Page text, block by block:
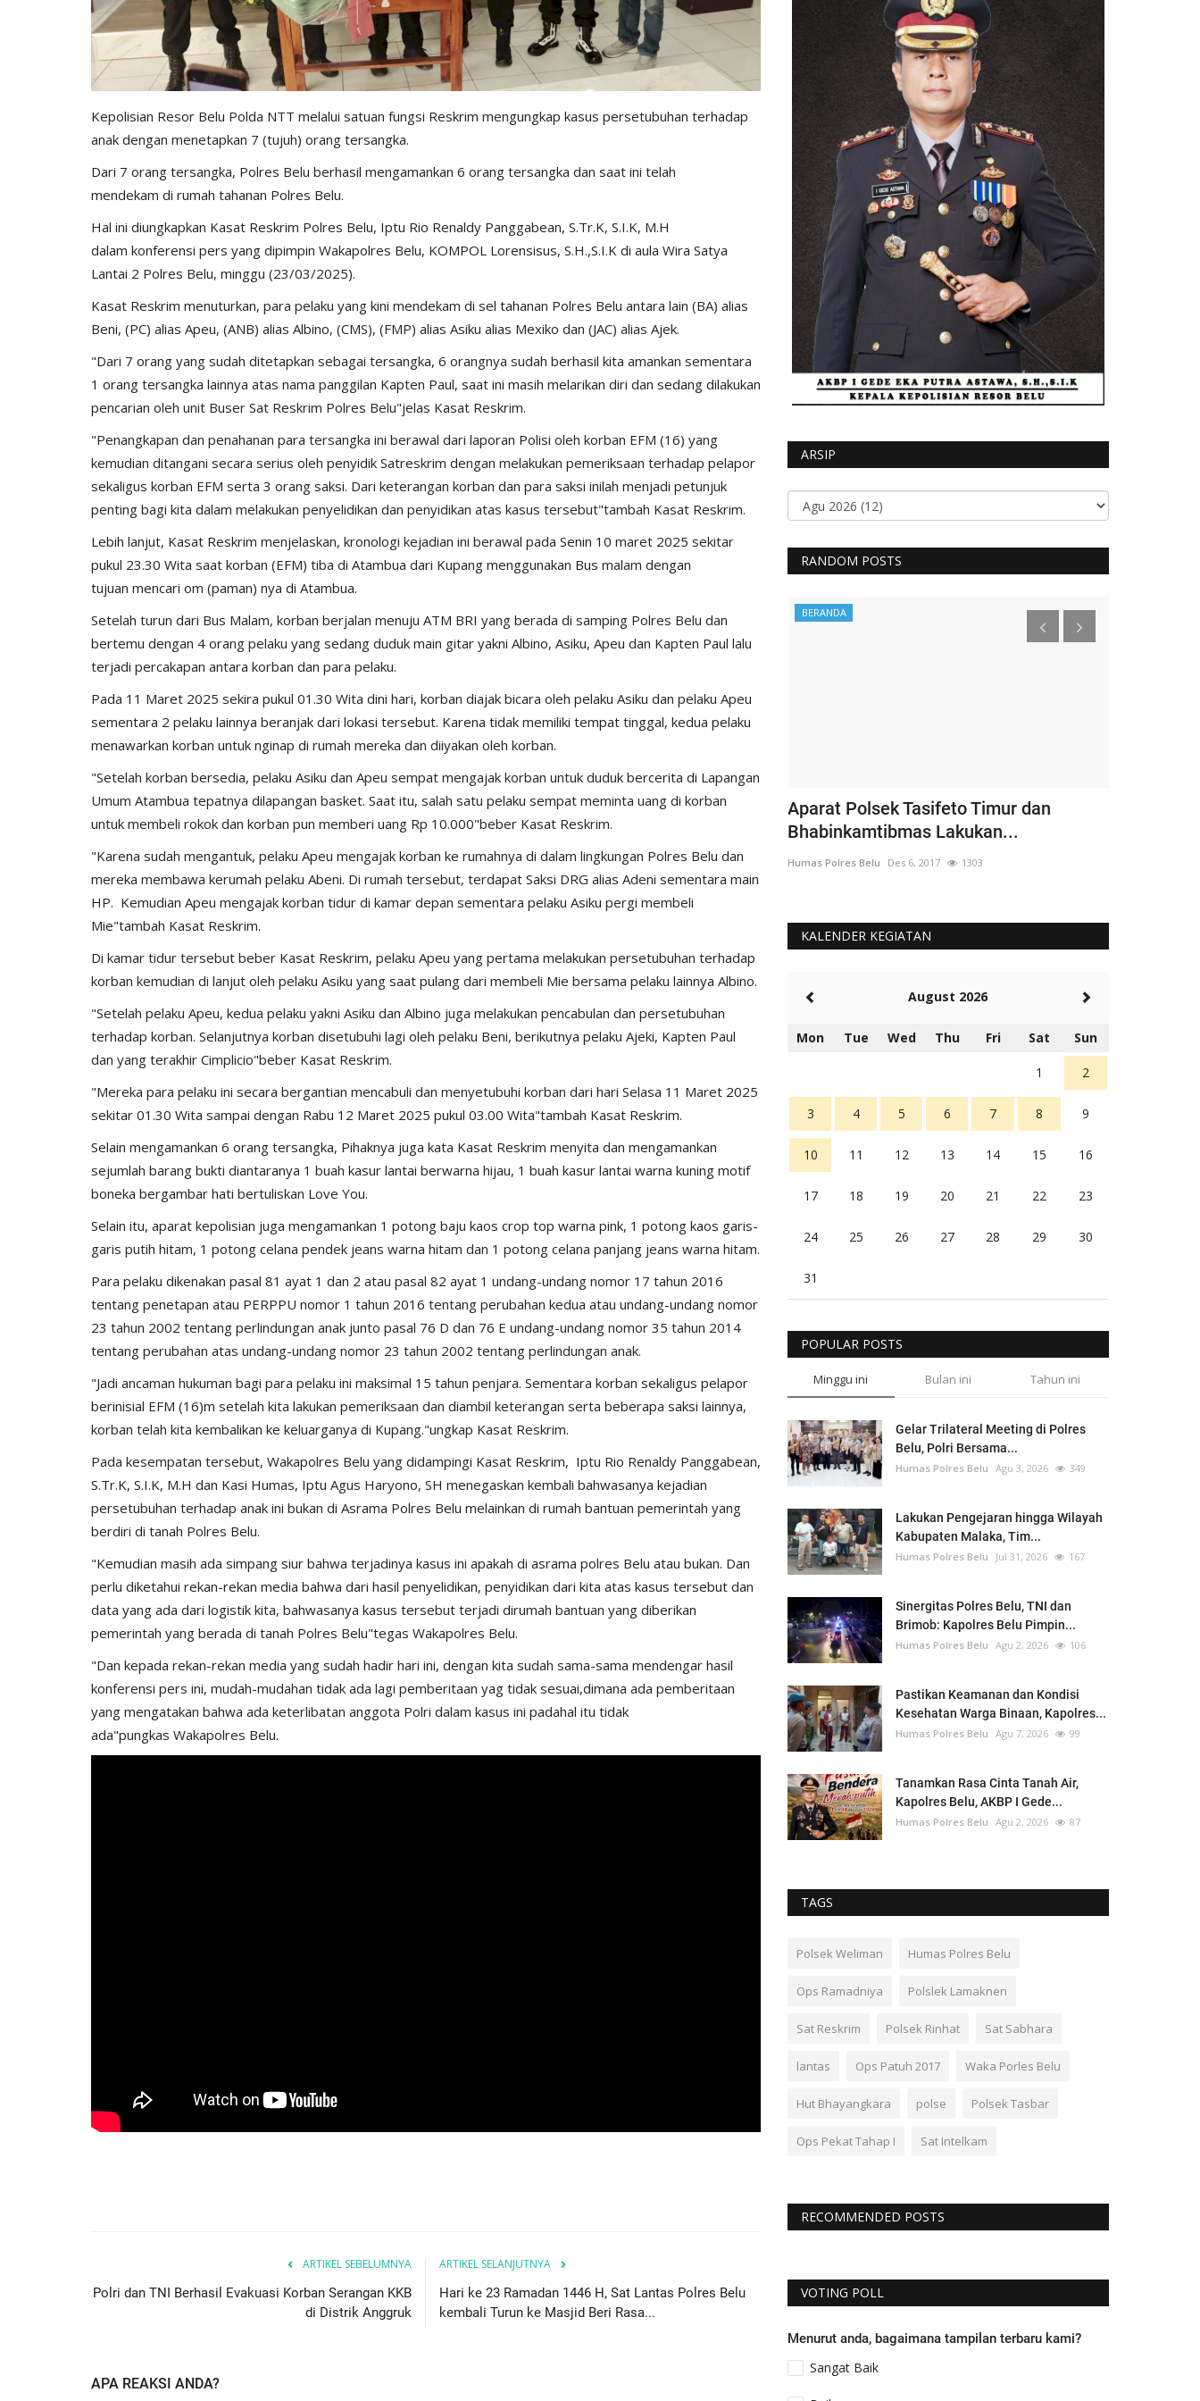
Kepolisian Resor Belu Polda NTT melalui satuan fungsi Reskrim mengungkap kasus persetubuhan terhadap
anak dengan menetapkan 7 (tujuh) orang tersangka.
Dari 7 orang tersangka, Polres Belu berhasil mengamankan 6 orang tersangka dan saat ini telah
mendekam di rumah tahanan Polres Belu.
Hal ini diungkapkan Kasat Reskrim Polres Belu, Iptu Rio Renaldy Panggabean, S.Tr.K, S.I.K, M.H
dalam konferensi pers yang dipimpin Wakapolres Belu, KOMPOL Lorensisus, S.H.,S.I.K di aula Wira Satya
Lantai 2 Polres Belu, minggu (23/03/2025).
Kasat Reskrim menuturkan, para pelaku yang kini mendekam di sel tahanan Polres Belu antara lain (BA) alias
Beni, (PC) alias Apeu, (ANB) alias Albino, (CMS), (FMP) alias Asiku alias Mexiko dan (JAC) alias Ajek.
"Dari 7 orang yang sudah ditetapkan sebagai tersangka, 6 orangnya sudah berhasil kita amankan sementara
1 orang tersangka lainnya atas nama panggilan Kapten Paul, saat ini masih melarikan diri dan sedang dilakukan
pencarian oleh unit Buser Sat Reskrim Polres Belu"jelas Kasat Reskrim.
"Penangkapan dan penahanan para tersangka ini berawal dari laporan Polisi oleh korban EFM (16) yang
kemudian ditangani secara serius oleh penyidik Satreskrim dengan melakukan pemeriksaan terhadap pelapor
sekaligus korban EFM serta 3 orang saksi. Dari keterangan korban dan para saksi inilah menjadi petunjuk
penting bagi kita dalam melakukan penyelidikan dan penyidikan atas kasus tersebut"tambah Kasat Reskrim.
Lebih lanjut, Kasat Reskrim menjelaskan, kronologi kejadian ini berawal pada Senin 10 maret 2025 sekitar
pukul 23.30 Wita saat korban (EFM) tiba di Atambua dari Kupang menggunakan Bus malam dengan
tujuan mencari om (paman) nya di Atambua.
Setelah turun dari Bus Malam, korban berjalan menuju ATM BRI yang berada di samping Polres Belu dan
bertemu dengan 4 orang pelaku yang sedang duduk main gitar yakni Albino, Asiku, Apeu dan Kapten Paul lalu
terjadi percakapan antara korban dan para pelaku.
Pada 11 Maret 2025 sekira pukul 01.30 Wita dini hari, korban diajak bicara oleh pelaku Asiku dan pelaku Apeu
sementara 2 pelaku lainnya beranjak dari lokasi tersebut. Karena tidak memiliki tempat tinggal, kedua pelaku
menawarkan korban untuk nginap di rumah mereka dan diiyakan oleh korban.
"Setelah korban bersedia, pelaku Asiku dan Apeu sempat mengajak korban untuk duduk bercerita di Lapangan
Umum Atambua tepatnya dilapangan basket. Saat itu, salah satu pelaku sempat meminta uang di korban
untuk membeli rokok dan korban pun memberi uang Rp 10.000"beber Kasat Reskrim.
"Karena sudah mengantuk, pelaku Apeu mengajak korban ke rumahnya di dalam lingkungan Polres Belu dan
mereka membawa kerumah pelaku Abeni. Di rumah tersebut, terdapat Saksi DRG alias Adeni sementara main
HP. Kemudian Apeu mengajak korban tidur di kamar depan sementara pelaku Asiku pergi membeli
Mie"tambah Kasat Reskrim.
Di kamar tidur tersebut beber Kasat Reskrim, pelaku Apeu yang pertama melakukan persetubuhan terhadap
korban kemudian di lanjut oleh pelaku Asiku yang saat pulang dari membeli Mie bersama pelaku lainnya Albino.
"Setelah pelaku Apeu, kedua pelaku yakni Asiku dan Albino juga melakukan pencabulan dan persetubuhan
terhadap korban. Selanjutnya korban disetubuhi lagi oleh pelaku Beni, berikutnya pelaku Ajeki, Kapten Paul
dan yang terakhir Cimplicio"beber Kasat Reskrim.
"Mereka para pelaku ini secara bergantian mencabuli dan menyetubuhi korban dari hari Selasa 11 Maret 2025
sekitar 01.30 Wita sampai dengan Rabu 12 Maret 2025 pukul 03.00 Wita"tambah Kasat Reskrim.
Selain mengamankan 6 orang tersangka, Pihaknya juga kata Kasat Reskrim menyita dan mengamankan
sejumlah barang bukti diantaranya 1 buah kasur lantai berwarna hijau, 1 buah kasur lantai warna kuning motif
boneka bergambar hati bertuliskan Love You.
Selain itu, aparat kepolisian juga mengamankan 1 potong baju kaos crop top warna pink, 1 potong kaos garis-
garis putih hitam, 1 potong celana pendek jeans warna hitam dan 1 potong celana panjang jeans warna hitam.
Para pelaku dikenakan pasal 81 ayat 1 dan 2 atau pasal 82 ayat 1 undang-undang nomor 17 tahun 2016
tentang penetapan atau PERPPU nomor 1 tahun 2016 tentang perubahan kedua atau undang-undang nomor
23 tahun 2002 tentang perlindungan anak junto pasal 76 D dan 76 E undang-undang nomor 35 tahun 2014
tentang perubahan atas undang-undang nomor 23 tahun 2002 tentang perlindungan anak.
"Jadi ancaman hukuman bagi para pelaku ini maksimal 15 tahun penjara. Sementara korban sekaligus pelapor
berinisial EFM (16)m setelah kita lakukan pemeriksaan dan diambil keterangan serta beberapa saksi lainnya,
korban telah kita kembalikan ke keluarganya di Kupang."ungkap Kasat Reskrim.
Pada kesempatan tersebut, Wakapolres Belu yang didampingi Kasat Reskrim, Iptu Rio Renaldy Panggabean,
S.Tr.K, S.I.K, M.H dan Kasi Humas, Iptu Agus Haryono, SH menegaskan kembali bahwasanya kejadian
persetubuhan terhadap anak ini bukan di Asrama Polres Belu melainkan di rumah bantuan pemerintah yang
berdiri di tanah Polres Belu.
"Kemudian masih ada simpang siur bahwa terjadinya kasus ini apakah di asrama polres Belu atau bukan. Dan
perlu diketahui rekan-rekan media bahwa dari hasil penyelidikan, penyidikan dari kita atas kasus tersebut dan
data yang ada dari logistik kita, bahwasanya kasus tersebut terjadi dirumah bantuan yang diberikan
pemerintah yang berada di tanah Polres Belu"tegas Wakapolres Belu.
"Dan kepada rekan-rekan media yang sudah hadir hari ini, dengan kita sudah sama-sama mendengar hasil
konferensi pers ini, mudah-mudahan tidak ada lagi pemberitaan yag tidak sesuai,dimana ada pemberitaan
yang mengatakan bahwa ada keterlibatan anggota Polri dalam kasus ini padahal itu tidak
ada"pungkas Wakapolres Belu.
ARTIKEL SEBELUMNYA
Polri dan TNI Berhasil Evakuasi Korban Serangan KKB
di Distrik Anggruk
ARTIKEL SELANJUTNYA
Hari ke 23 Ramadan 1446 H, Sat Lantas Polres Belu
kembali Turun ke Masjid Beri Rasa...
APA REAKSI ANDA?
ARSIP
RANDOM POSTS
Giat Ops
Kawal Vaksinasi, BRIGPOL Basri:Ayo
Anak-anak, Semangat...
Humas Polres Belu Feb 7, 2022 1215
Polisi Kita
Bareng Masyarakat, Aparat Polsek
Raimanuk dan Bhayangkari...
Humas Polres Belu Jan 6, 2020 1533
BERANDA
Aparat Polsek Tasifeto Timur dan
Bhabinkamtibmas Lakukan...
Humas Polres Belu Des 6, 2017 1303
KALENDER KEGIATAN
August 2026
Mon Tue Wed Thu Fri Sat Sun
1 2
3 4 5 6 7 8 9
10 11 12 13 14 15 16
17 18 19 20 21 22 23
24 25 26 27 28 29 30
31
POPULAR POSTS
Minggu ini Bulan ini Tahun ini
Gelar Trilateral Meeting di Polres
Belu, Polri Bersama...
Humas Polres Belu Agu 3, 2026 349
Lakukan Pengejaran hingga Wilayah
Kabupaten Malaka, Tim...
Humas Polres Belu Jul 31, 2026 167
Sinergitas Polres Belu, TNI dan
Brimob: Kapolres Belu Pimpin...
Humas Polres Belu Agu 2, 2026 106
Pastikan Keamanan dan Kondisi
Kesehatan Warga Binaan, Kapolres...
Humas Polres Belu Agu 7, 2026 99
Tanamkan Rasa Cinta Tanah Air,
Kapolres Belu, AKBP I Gede...
Humas Polres Belu Agu 2, 2026 87
TAGS
Polsek Weliman Humas Polres Belu
Ops Ramadniya Polslek Lamaknen
Sat Reskrim Polsek Rinhat Sat Sabhara
lantas Ops Patuh 2017 Waka Porles Belu
Hut Bhayangkara polse Polsek Tasbar
Ops Pekat Tahap I Sat Intelkam
RECOMMENDED POSTS
VOTING POLL
Menurut anda, bagaimana tampilan terbaru kami?
Sangat Baik